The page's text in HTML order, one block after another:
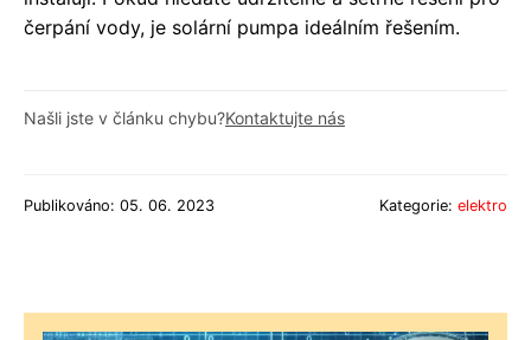
čerpání vody, je solární pumpa ideálním řešením.
Našli jste v článku chybu?Kontaktujte nás
Publikováno: 05. 06. 2023 Kategorie: elektro